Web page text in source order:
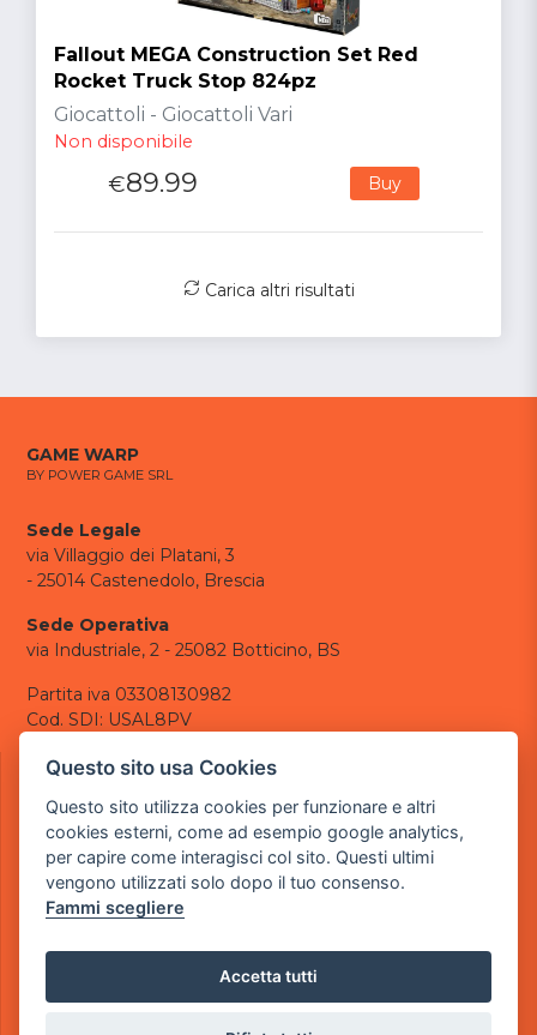
Fallout MEGA Construction Set Red
Rocket Truck Stop 824pz
Giocattoli - Giocattoli Vari
Non disponibile
€89.99 Buy
Carica altri risultati
GAME WARP
BY POWER GAME SRL
Sede Legale
via Villaggio dei Platani, 3
- 25014 Castenedolo, Brescia
Sede Operativa
via Industriale, 2 - 25082 Botticino, BS
Partita iva 03308130982
Cod. SDI: USAL8PV
CONTATTI
tel.: +39 030 376 2377
tel.: +39 030 336 6259
pec:powergamesrl@legalmail.it
LINK UTILI
Informazioni generali
Questo sito usa Cookies
Questo sito utilizza cookies per funzionare e altri
cookies esterni, come ad esempio google analytics,
per capire come interagisci col sito. Questi ultimi
vengono utilizzati solo dopo il tuo consenso.
Fammi scegliere
Accetta tutti